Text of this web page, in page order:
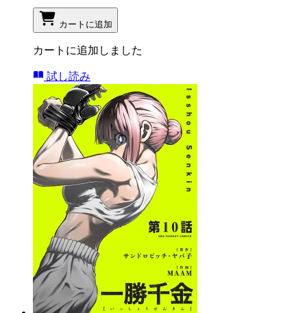
カートに追加
カートに追加しました
試し読み